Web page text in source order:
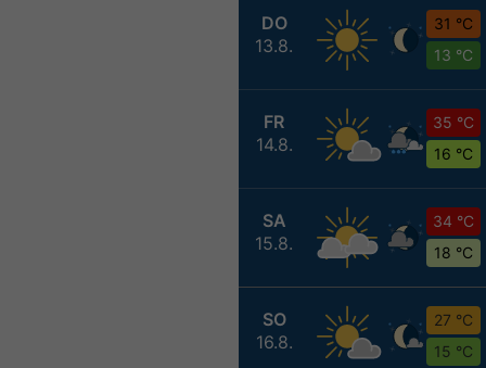
DO
13.8.
31 °C
13 °C
FR
14.8.
35 °C
16 °C
SA
15.8.
34 °C
18 °C
SO
16.8.
27 °C
15 °C